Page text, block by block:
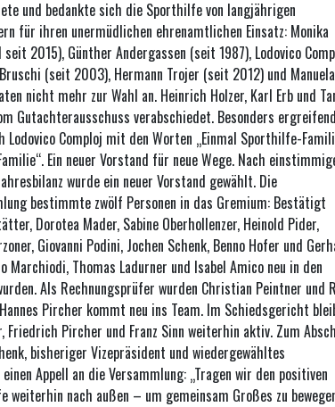
und bedankte sich die Sporthilfe von langjährigen
für ihren unermüdlichen ehrenamtlichen Einsatz: Monika
2015), Günther Andergassen (seit 1987), Lodovico
(seit 2003), Hermann Trojer (seit 2012) und Manuela
nicht mehr zur Wahl an. Heinrich Holzer, Karl Erb und
Gutachterausschuss verabschiedet. Besonders ergreifend
Lodovico Comploj mit den Worten „Einmal Sporthilfe-
Ein neuer Vorstand für neue Wege. Nach
wurde ein neuer Vorstand gewählt. Die
bestimmte zwölf Personen in das Gremium: Bestätigt
Dorotea Mader, Sabine Oberhollenzer, Heinold Pider,
Giovanni Podini, Jochen Schenk, Benno Hofer und
Marchiodi, Thomas Ladurner und Isabel Amico neu in den
Als Rechnungsprüfer wurden Christian Peintner und
Pircher kommt neu ins Team. Im Schiedsgericht
Friedrich Pircher und Franz Sinn weiterhin aktiv. Zum
bisheriger Vizepräsident und wiedergewähltes
Appell an die Versammlung: „Tragen wir den positiven
nach außen – um gemeinsam Großes zu